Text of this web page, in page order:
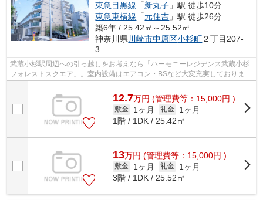
東急目黒線 「新丸子 」駅 徒歩10分
東急東横線 「元住吉 」駅 徒歩26分
築6年 / 25.42㎡～25.52㎡
神奈川県 川崎市中原区小杉町２丁目207-
3
武蔵小杉駅周辺への引っ越しをお考えなら「ハーモニーレジデンス武蔵小杉
フォレストスクエア」。室内設備はエアコン・BSなど大変充実しておりま
12.7万円 (管理費等：15,000円 )
敷金 1ヶ月 礼金
1ヶ月
1階 / 1DK / 25.42㎡
13万円 (管理費等：15,000円 )
敷金 1ヶ月 礼金
1ヶ月
3階 / 1DK / 25.52㎡